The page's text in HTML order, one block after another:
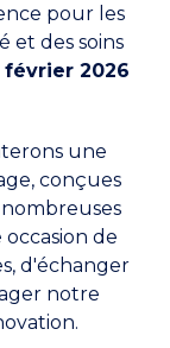
pour les
et des soins
février 2026
une
conçues
occasion de
d'échanger
notre